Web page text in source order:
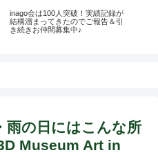
inago会は100人突破！実績記録が
結構溜まってきたのでご報告＆引
き続きお仲間募集中♪
雨の日にはこんな所
Museum Art in